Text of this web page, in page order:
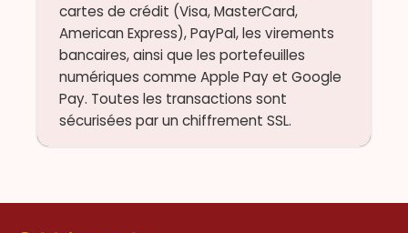
cartes de crédit (Visa, MasterCard,
American Express), PayPal, les virements
bancaires, ainsi que les portefeuilles
numériques comme Apple Pay et Google
Pay. Toutes les transactions sont
sécurisées par un chiffrement SSL.